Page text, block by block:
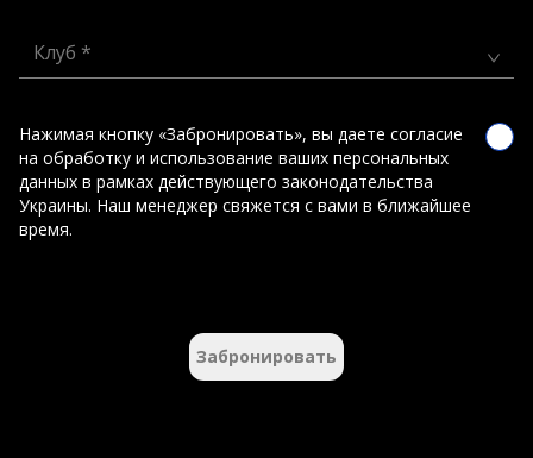
Клуб *
Нажимая кнопку «Забронировать», вы даете согласие
на обработку и использование ваших персональных
данных в рамках действующего законодательства
Украины. Наш менеджер свяжется с вами в ближайшее
время.
Забронировать